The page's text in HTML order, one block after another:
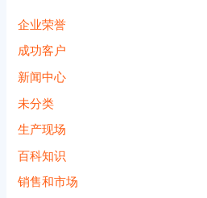
企业荣誉
成功客户
新闻中心
未分类
生产现场
百科知识
销售和市场